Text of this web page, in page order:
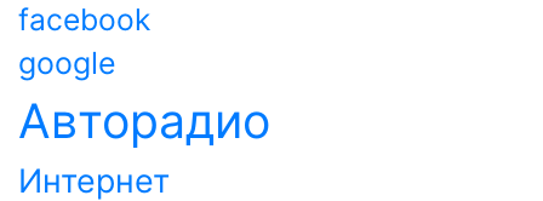
facebook
google
Авторадио
Интернет